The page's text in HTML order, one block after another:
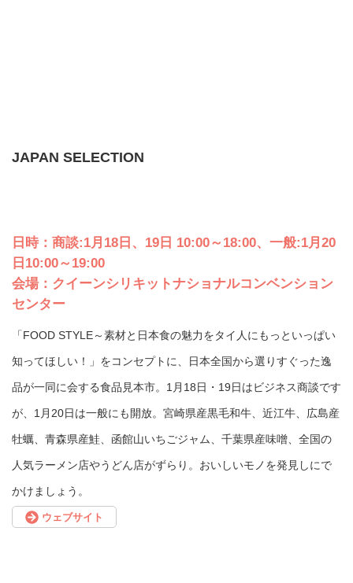
JAPAN SELECTION
日時：商談:1月18日、19日 10:00～18:00、一般:1月20
日10:00～19:00
会場：クイーンシリキットナショナルコンベンション
センター
「FOOD STYLE～素材と日本食の魅力をタイ人にもっといっぱい
知ってほしい！」をコンセプトに、日本全国から選りすぐった逸
品が一同に会する食品見本市。1月18日・19日はビジネス商談です
が、1月20日は一般にも開放。宮崎県産黒毛和牛、近江牛、広島産
牡蠣、青森県産鮭、函館山いちごジャム、千葉県産味噌、全国の
人気ラーメン店やうどん店がずらり。おいしいモノを発見しにで
かけましょう。
ウェブサイト